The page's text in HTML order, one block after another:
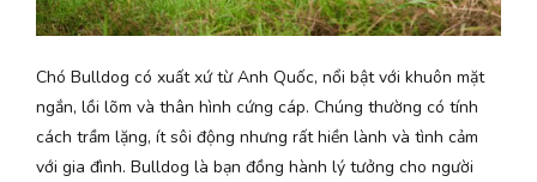
Chó Bulldog có xuất xứ từ Anh Quốc, nổi bật với khuôn mặt
ngắn, lồi lõm và thân hình cứng cáp. Chúng thường có tính
cách trầm lặng, ít sôi động nhưng rất hiền lành và tình cảm
với gia đình. Bulldog là bạn đồng hành lý tưởng cho người